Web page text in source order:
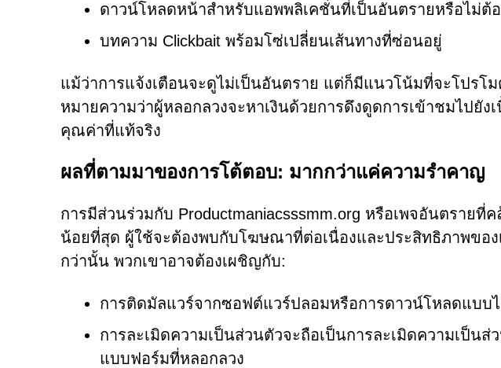
ดาวน์โหลดหน้าสำหรับแอพพลิเคชั่นที่เป็นอันตรายหรือไม่ต้อ
บทความ Clickbait พร้อมโซ่เปลี่ยนเส้นทางที่ซ่อนอยู่
แม้ว่าการแจ้งเตือนจะดูไม่เป็นอันตราย แต่ก็มีแนวโน้มที่จะโปรโ
หมายความว่าผู้หลอกลวงจะหาเงินด้วยการดึงดูดการเข้าชมไปยัง
คุณค่าที่แท้จริง
ผลที่ตามมาของการโต้ตอบ: มากกว่าแค่ความรำคาญ
การมีส่วนร่วมกับ Productmaniacsssmm.org หรือเพจอันตรายที่
น้อยที่สุด ผู้ใช้จะต้องพบกับโฆษณาที่ต่อเนื่องและประสิทธิภาพของ
กว่านั้น พวกเขาอาจต้องเผชิญกับ:
การติดมัลแวร์จากซอฟต์แวร์ปลอมหรือการดาวน์โหลดแบบ
การละเมิดความเป็นส่วนตัวจะถือเป็นการละเมิดความเป็น
แบบฟอร์มที่หลอกลวง